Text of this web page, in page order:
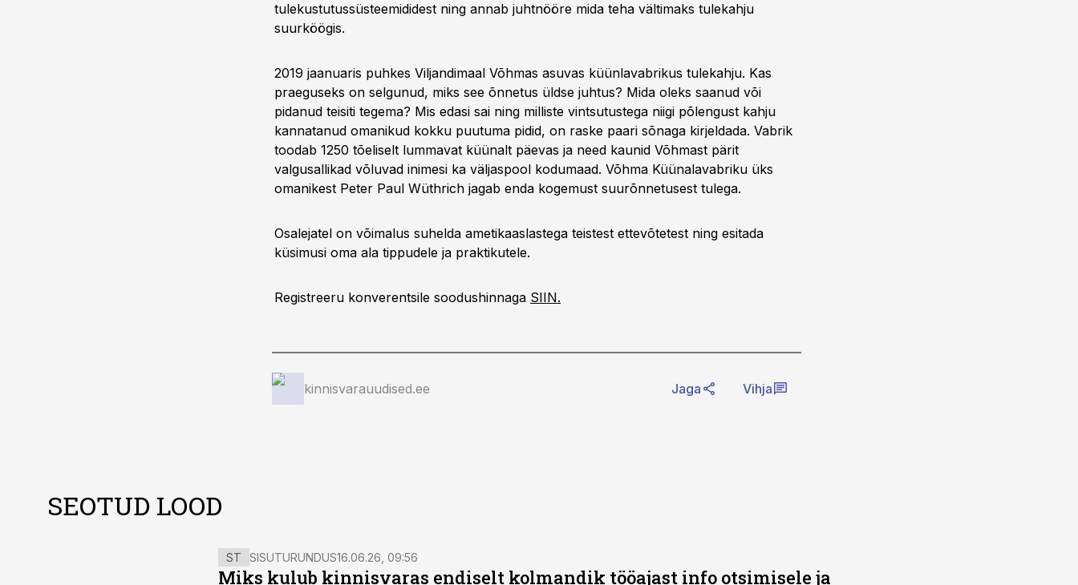
tulekustutussüsteemididest ning annab juhtnööre mida teha vältimaks tulekahju
suurköögis.
2019 jaanuaris puhkes Viljandimaal Võhmas asuvas küünlavabrikus tulekahju. Kas
praeguseks on selgunud, miks see õnnetus üldse juhtus? Mida oleks saanud või
pidanud teisiti tegema? Mis edasi sai ning milliste vintsutustega niigi põlengust kahju
kannatanud omanikud kokku puutuma pidid, on raske paari sõnaga kirjeldada. Vabrik
toodab 1250 tõeliselt lummavat küünalt päevas ja need kaunid Võhmast pärit
valgusallikad võluvad inimesi ka väljaspool kodumaad. Võhma Küünalavabriku üks
omanikest Peter Paul Wüthrich jagab enda kogemust suurõnnetusest tulega.
Osalejatel on võimalus suhelda ametikaaslastega teistest ettevõtetest ning esitada
küsimusi oma ala tippudele ja praktikutele.
Registreeru konverentsile soodushinnaga SIIN.
kinnisvarauudised.ee Jaga Vihja
SEOTUD LOOD
ST SISUTURUNDUS16.06.26, 09:56
Miks kulub kinnisvaras endiselt kolmandik tööajast info otsimisele ja